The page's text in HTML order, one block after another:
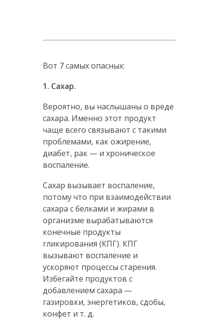
Вот 7 самых опасных:
1. Сахар.
Вероятно, вы наслышаны о вреде
сахара. Именно этот продукт
чаще всего связывают с такими
проблемами, как ожирение,
диабет, рак — и хроническое
воспаление.
Сахар вызывает воспаление,
потому что при взаимодействии
сахара с белками и жирами в
организме вырабатываются
конечные продукты
гликирования (КПГ). КПГ
вызывают воспаление и
ускоряют процессы старения.
Избегайте продуктов с
добавлением сахара —
газировки, энергетиков, сдобы,
конфет и т. д.